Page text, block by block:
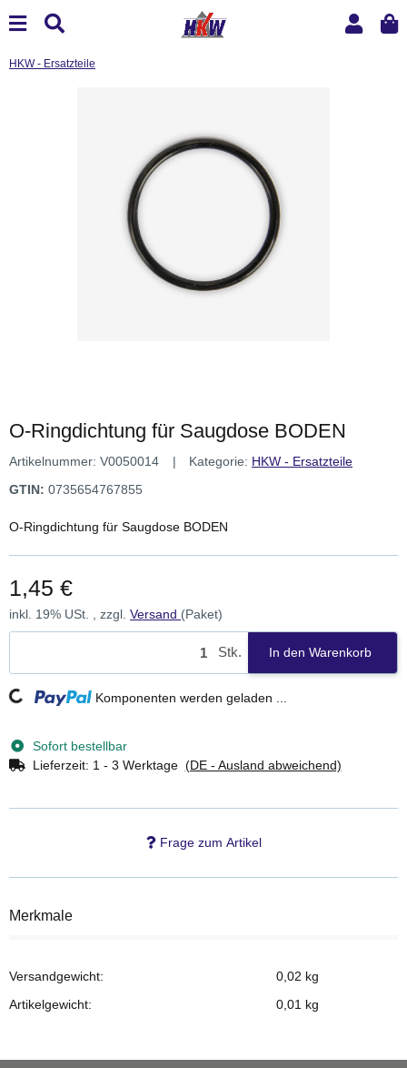
HKW - Ersatzteile
O-Ringdichtung für Saugdose BODEN
Artikelnummer: V0050014 Kategorie: HKW - Ersatzteile
GTIN: 0735654767855
O-Ringdichtung für Saugdose BODEN
1,45 €
inkl. 19% USt. , zzgl. Versand (Paket)
Stk. In den Warenkorb
Loading... Komponenten werden geladen ...
Sofort bestellbar
Lieferzeit: 1 - 3 Werktage (DE - Ausland abweichend)
Frage zum Artikel
Merkmale
Versandgewicht:
0,02 kg
Artikelgewicht:
0,01 kg